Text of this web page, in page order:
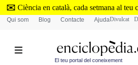
Vés
al
✉️ Ciència en català, cada setmana al teu
butlletí de
Qui som Blog Contacte AjudaDivulcat
El teu portal del coneixement